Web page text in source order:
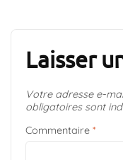
Laisser
Votre adresse e-
obligatoires sont
Commentaire *